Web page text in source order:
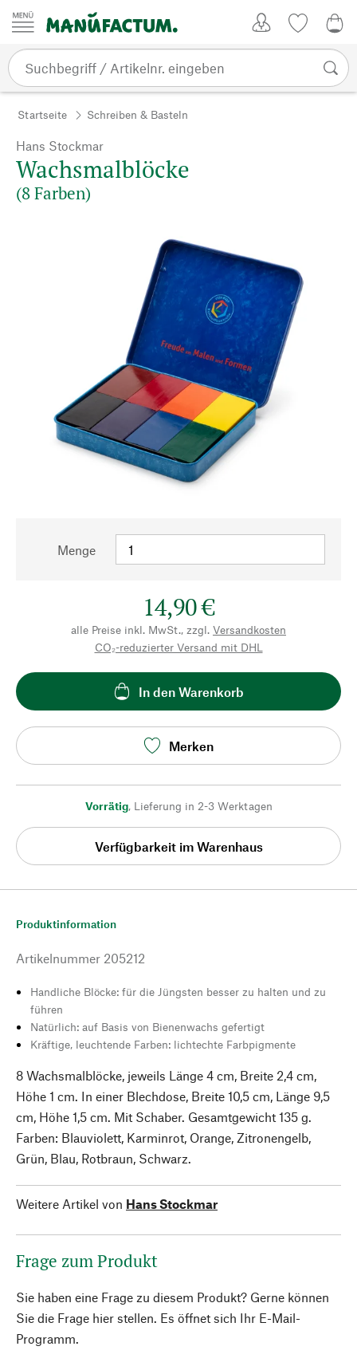
Zum Inhalt springen
Startseite Schreiben & Basteln
Hans Stockmar
Wachsmalblöcke
(8 Farben)
Menge
14,90 €
alle Preise inkl. MwSt., zzgl. Versandkosten
CO₂-reduzierter Versand mit DHL
In den Warenkorb
Merken
Vorrätig, Lieferung in 2-3 Werktagen
Verfügbarkeit im Warenhaus
Produktinformation
Artikelnummer 205212
Handliche Blöcke: für die Jüngsten besser zu halten und zu
führen
Natürlich: auf Basis von Bienenwachs gefertigt
Kräftige, leuchtende Farben: lichtechte Farbpigmente
8 Wachsmalblöcke, jeweils Länge 4 cm, Breite 2,4 cm,
Höhe 1 cm. In einer Blechdose, Breite 10,5 cm, Länge 9,5
cm, Höhe 1,5 cm. Mit Schaber. Gesamtgewicht 135 g.
Farben: Blauviolett, Karminrot, Orange, Zitronengelb,
Grün, Blau, Rotbraun, Schwarz.
Weitere Artikel von Hans Stockmar
Frage zum Produkt
Sie haben eine Frage zu diesem Produkt? Gerne können
Sie die Frage hier stellen. Es öffnet sich Ihr E-Mail-
Programm.